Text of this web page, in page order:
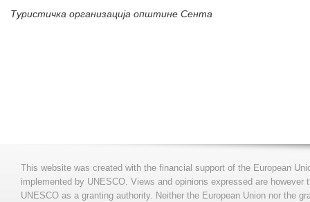
Туристичка организација општине Сента
This website was created with the financial support of the European
implemented by UNESCO. Views and opinions expressed are
UNESCO as a granting authority. Neither the European Union nor the